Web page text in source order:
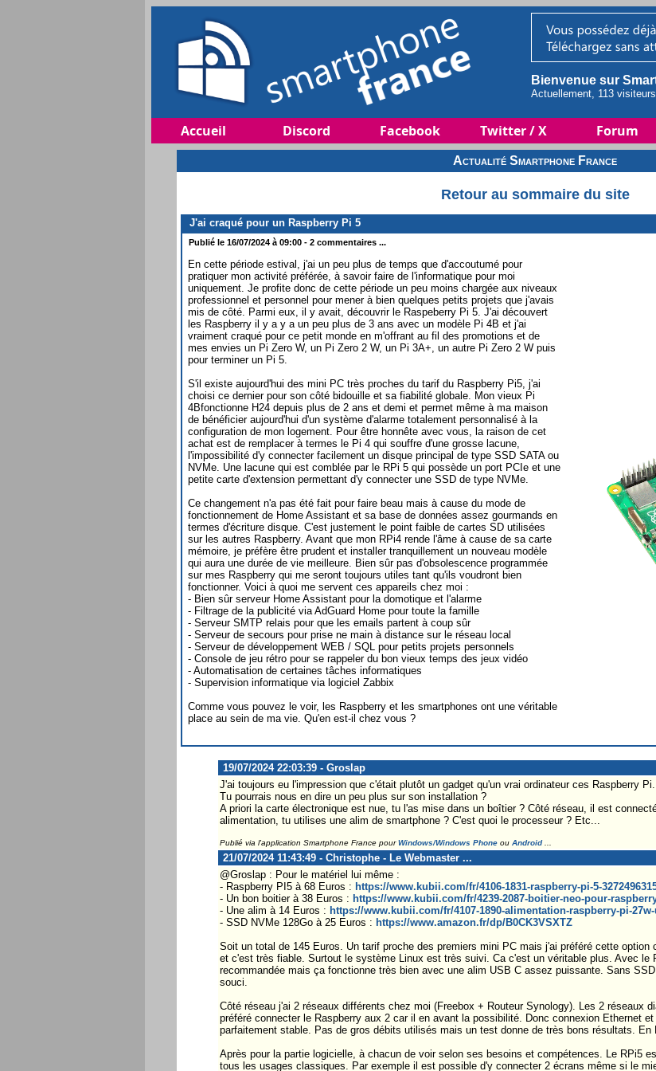
Bienvenue sur
Actuellement, 113
Accueil Discord Facebook Twitter / X Forum
Actualité Smartphone France
Retour au sommaire du site
J'ai craqué pour un Raspberry Pi 5
Publié le 16/07/2024 à 09:00 - 2 commentaires ...
En cette période estival, j'ai un peu plus de temps que d'accoutumé pour
pratiquer mon activité préférée, à savoir faire de l'informatique pour moi
uniquement. Je profite donc de cette période un peu moins chargée aux niveaux
professionnel et personnel pour mener à bien quelques petits projets que j'avais
mis de côté. Parmi eux, il y avait, découvrir le Raspeberry Pi 5. J'ai découvert
les Raspberry il y a y a un peu plus de 3 ans avec un modèle Pi 4B et j'ai
vraiment craqué pour ce petit monde en m'offrant au fil des promotions et de
mes envies un Pi Zero W, un Pi Zero 2 W, un Pi 3A+, un autre Pi Zero 2 W puis
pour terminer un Pi 5.
S'il existe aujourd'hui des mini PC très proches du tarif du Raspberry Pi5, j'ai
choisi ce dernier pour son côté bidouille et sa fiabilité globale. Mon vieux Pi
4Bfonctionne H24 depuis plus de 2 ans et demi et permet même à ma maison
de bénéficier aujourd'hui d'un système d'alarme totalement personnalisé à la
configuration de mon logement. Pour être honnête avec vous, la raison de cet
achat est de remplacer à termes le Pi 4 qui souffre d'une grosse lacune,
l'impossibilité d'y connecter facilement un disque principal de type SSD SATA ou
NVMe. Une lacune qui est comblée par le RPi 5 qui possède un port PCIe et une
petite carte d'extension permettant d'y connecter une SSD de type NVMe.
Ce changement n'a pas été fait pour faire beau mais à cause du mode de
fonctionnement de Home Assistant et sa base de données assez gourmands en
termes d'écriture disque. C'est justement le point faible de cartes SD utilisées
sur les autres Raspberry. Avant que mon RPi4 rende l'âme à cause de sa carte
mémoire, je préfère être prudent et installer tranquillement un nouveau modèle
qui aura une durée de vie meilleure. Bien sûr pas d'obsolescence programmée
sur mes Raspberry qui me seront toujours utiles tant qu'ils voudront bien
fonctionner. Voici à quoi me servent ces appareils chez moi :
- Bien sûr serveur Home Assistant pour la domotique et l'alarme
- Filtrage de la publicité via AdGuard Home pour toute la famille
- Serveur SMTP relais pour que les emails partent à coup sûr
- Serveur de secours pour prise ne main à distance sur le réseau local
- Serveur de développement WEB / SQL pour petits projets personnels
- Console de jeu rétro pour se rappeler du bon vieux temps des jeux vidéo
- Automatisation de certaines tâches informatiques
- Supervision informatique via logiciel Zabbix
Comme vous pouvez le voir, les Raspberry et les smartphones ont une véritable
place au sein de ma vie. Qu'en est-il chez vous ?
19/07/2024 22:03:39 - Groslap
J'ai toujours eu l'impression que c'était plutôt un gadget qu'un vrai ordinateur ces Raspberry
Tu pourrais nous en dire un peu plus sur son installation ?
A priori la carte électronique est nue, tu l'as mise dans un boîtier ? Côté réseau, il est
alimentation, tu utilises une alim de smartphone ? C'est quoi le processeur ? Etc...
Publié via l'application Smartphone France pourWindows/Windows Phoneou Android...
21/07/2024 11:43:49 - Christophe - Le Webmaster ...
@Groslap : Pour le matériel lui même :
- Raspberry PI5 à 68 Euros : https://www.kubii.com/fr/4106-1831-raspberry-pi-5-
- Un bon boitier à 38 Euros : https://www.kubii.com/fr/4239-2087-boitier-neo-pour-
- Une alim à 14 Euros : https://www.kubii.com/fr/4107-1890-alimentation-raspberry-pi-27w-
- SSD NVMe 128Go à 25 Euros : https://www.amazon.fr/dp/B0CK3VSXTZ
Soit un total de 145 Euros. Un tarif proche des premiers mini PC mais j'ai préféré cette
et c'est très fiable. Surtout le système Linux est très suivi. Ca c'est un véritable plus. Avec le
recommandée mais ça fonctionne très bien avec une alim USB C assez puissante. Sans
souci.
Côté réseau j'ai 2 réseaux différents chez moi (Freebox + Routeur Synology). Les 2 réseaux
préféré connecter le Raspberry aux 2 car il en avant la possibilité. Donc connexion Ethernet
parfaitement stable. Pas de gros débits utilisés mais un test donne de très bons résultats. En
Après pour la partie logicielle, à chacun de voir selon ses besoins et compétences. Le RPi5
tous les usages classiques. Par exemple il est possible d'y connecter 2 écrans même si le